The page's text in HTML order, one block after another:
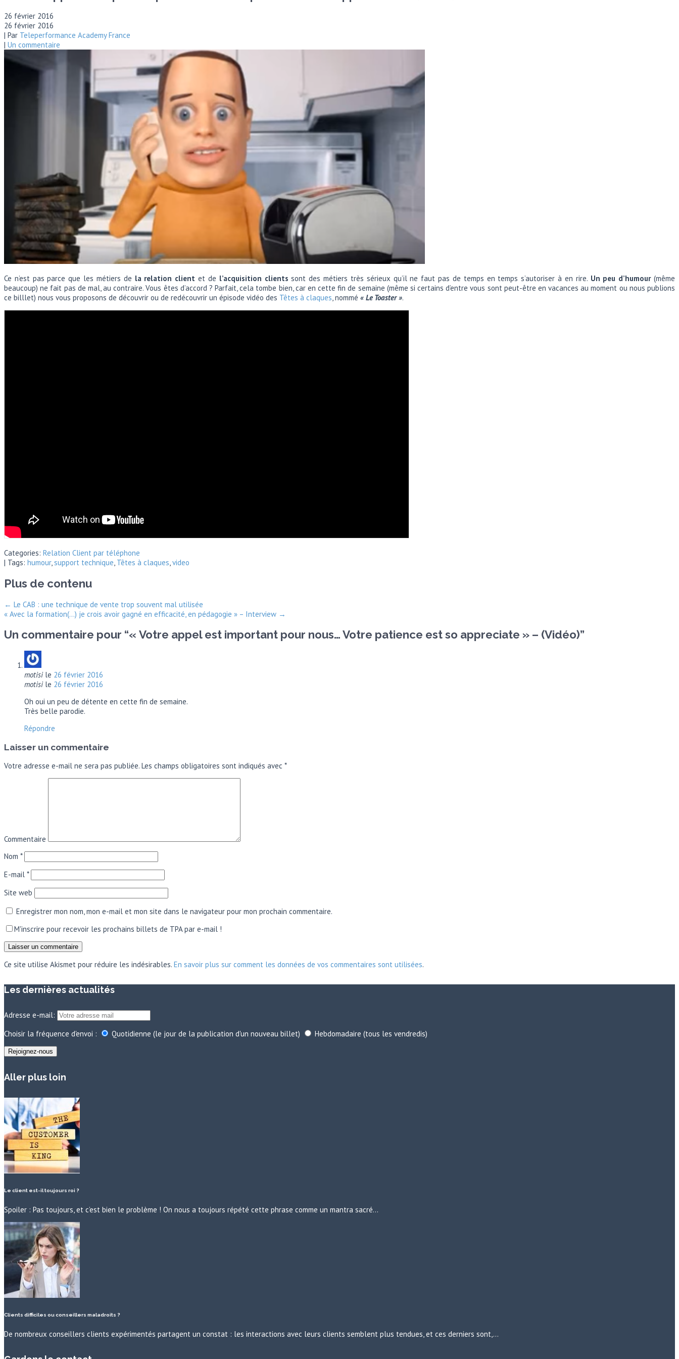
26 février 2016
26 février 2016
| Par Teleperformance Academy France
| Un commentaire
Ce n’est pas parce que les métiers de la relation clientet de l’acquisition clients sont des métiers très sérieux qu’il ne faut pas de temps en temps s’autoriser à en rire. Un peu d’humour(même
beaucoup) ne fait pas de mal, au contraire. Vous êtes d’accord ? Parfait, cela tombe bien, car en cette fin de semaine (même si certains d’entre vous sont peut-être en vacances au moment ou nous publions
ce billlet) nous vous proposons de découvrir ou de redécouvrir un épisode vidéo des Têtes à claques, nommé « Le Toaster ».
Categories: Relation Client par téléphone
| Tags: humour,support technique, Têtes à claques,video
Plus de contenu
← Le CAB : une technique de vente trop souvent mal utilisée
« Avec la formation(…) je crois avoir gagné en efficacité, en pédagogie » – Interview →
Un commentaire pour “« Votre appel est important pour nous… Votre patience est so appreciate » – (Vidéo)”
motisile 26 février 2016
motisile 26 février 2016
Oh oui un peu de détente en cette fin de semaine.
Très belle parodie.
Répondre
Laisser un commentaire
Votre adresse e-mail ne sera pas publiée. Les champs obligatoires sont indiqués avec *
Commentaire
Nom *
E-mail *
Site web
Enregistrer mon nom, mon e-mail et mon site dans le navigateur pour mon prochain commentaire.
M'inscrire pour recevoir les prochains billets de TPA par e-mail !
Ce site utilise Akismet pour réduire les indésirables. En savoir plus sur comment les données de vos commentaires sont utilisées.
Les dernières actualités
Adresse e-mail:
Choisir la fréquence d'envoi :
Quotidienne (le jour de la publication d'un nouveau billet) Hebdomadaire (tous les vendredis)
Aller plus loin
Le client est-il toujours roi ?
Spoiler : Pas toujours, et c’est bien le problème ! On nous a toujours répété cette phrase comme un mantra sacré…
Clients difficiles ou conseillers maladroits ?
De nombreux conseillers clients expérimentés partagent un constat : les interactions avec leurs clients semblent plus tendues, et ces derniers sont,…